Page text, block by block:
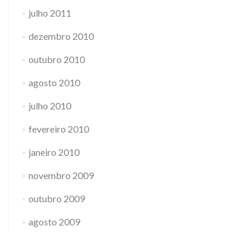
julho 2011
dezembro 2010
outubro 2010
agosto 2010
julho 2010
fevereiro 2010
janeiro 2010
novembro 2009
outubro 2009
agosto 2009